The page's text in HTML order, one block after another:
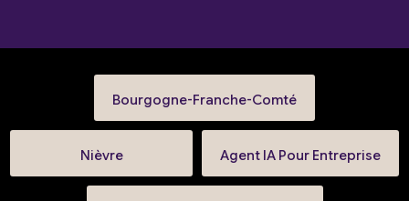
Bourgogne-Franche-Comté
Nièvre Agent IA Pour Entreprise